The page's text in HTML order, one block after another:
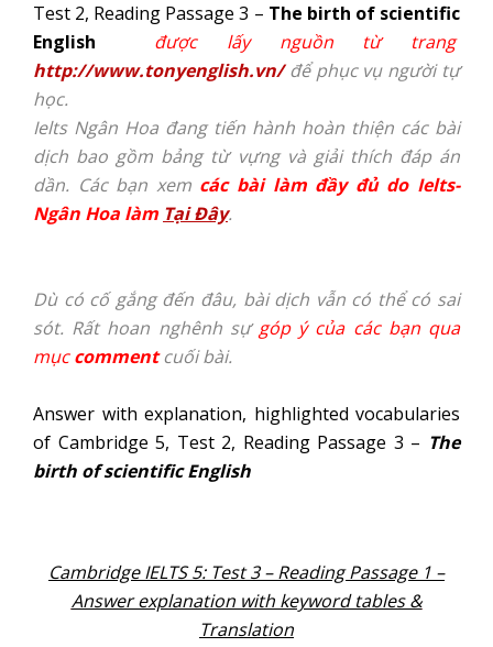
Test 2, Reading Passage 3 – The birth of scientific
English
được lấy nguồn từ trang
http://www.tonyenglish.vn/để phục vụ người tự
học.
Ielts Ngân Hoa đang tiến hành hoàn thiện các bài
dịch bao gồm bảng từ vựng và giải thích đáp án
dần. Các bạn xem các bài làm đầy đủ do Ielts-
Ngân Hoa làm Tại Đây.
Dù có cố gắng đến đâu, bài dịch vẫn có thể có sai
sót. Rất hoan nghênh sự góp ý của các bạn qua
mụccommentcuối bài.
Answer with explanation, highlighted vocabularies
of Cambridge 5, Test 2, Reading Passage 3 – The
birth of scientific English
Cambridge IELTS 5: Test 3 – Reading Passage 1 –
Answer explanation with keyword tables &
Translation